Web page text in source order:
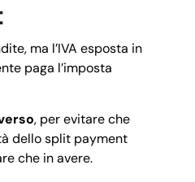
ma l’IVA esposta in
paga l’imposta
, per evitare che
dello split payment
che in avere.